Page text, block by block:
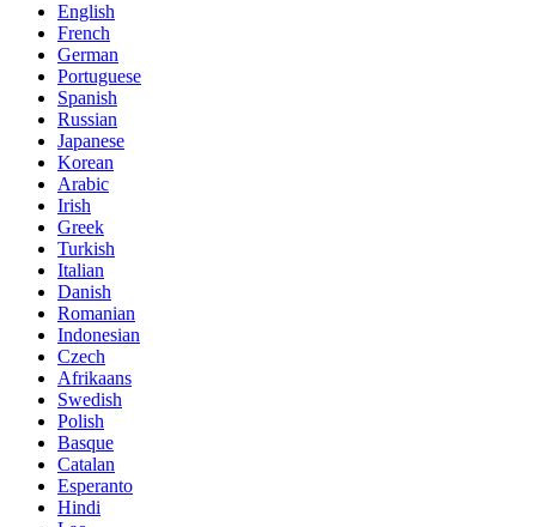
English
French
German
Portuguese
Spanish
Russian
Japanese
Korean
Arabic
Irish
Greek
Turkish
Italian
Danish
Romanian
Indonesian
Czech
Afrikaans
Swedish
Polish
Basque
Catalan
Esperanto
Hindi